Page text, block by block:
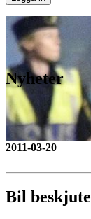
Nyheter
2011-03-20
Bil